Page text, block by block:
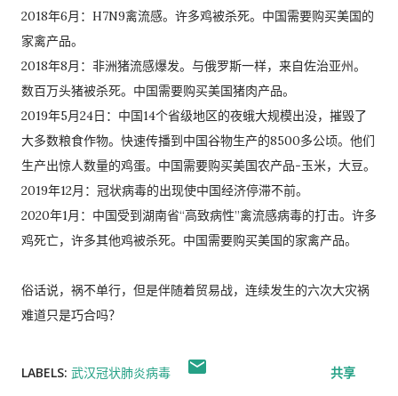
2018年6月：H7N9禽流感。许多鸡被杀死。中国需要购买美国的
家禽产品。
2018年8月：非洲猪流感爆发。与俄罗斯一样，来自佐治亚州。
数百万头猪被杀死。中国需要购买美国猪肉产品。
2019年5月24日：中国14个省级地区的夜蛾大规模出没，摧毁了
大多数粮食作物。快速传播到中国谷物生产的8500多公顷。他们
生产出惊人数量的鸡蛋。中国需要购买美国农产品-玉米，大豆。
2019年12月：冠状病毒的出现使中国经济停滞不前。
2020年1月：中国受到湖南省“高致病性”禽流感病毒的打击。许多
鸡死亡，许多其他鸡被杀死。中国需要购买美国的家禽产品。
俗话说，祸不单行，但是伴随着贸易战，连续发生的六次大灾祸
难道只是巧合吗？
LABELS: 武汉冠状肺炎病毒 共享